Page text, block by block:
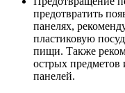
предотвратить
панелях,
пластиковую
пищи. Также
острых предметов
панелей.